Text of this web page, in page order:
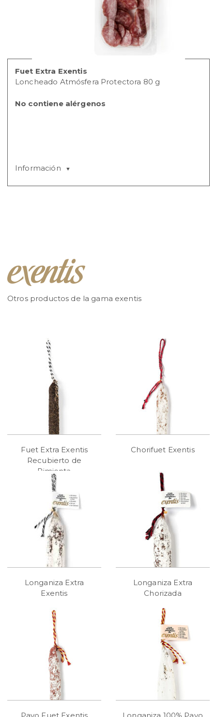
Fuet Extra Exentis
Loncheado Atmósfera Protectora 80 g
No contiene alérgenos
Información
Otros productos de la gama exentis
Fuet Extra Exentis
Recubierto de
Pimienta
Chorifuet Exentis
Longaniza Extra
Exentis
Longaniza Extra
Chorizada